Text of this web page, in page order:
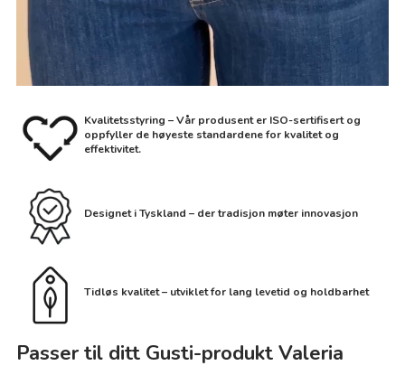
Kvalitetsstyring – Vår produsent er ISO-sertifisert og
oppfyller de høyeste standardene for kvalitet og
effektivitet.
Designet i Tyskland – der tradisjon møter innovasjon
Tidløs kvalitet – utviklet for lang levetid og holdbarhet
Passer til ditt Gusti-produkt Valeria